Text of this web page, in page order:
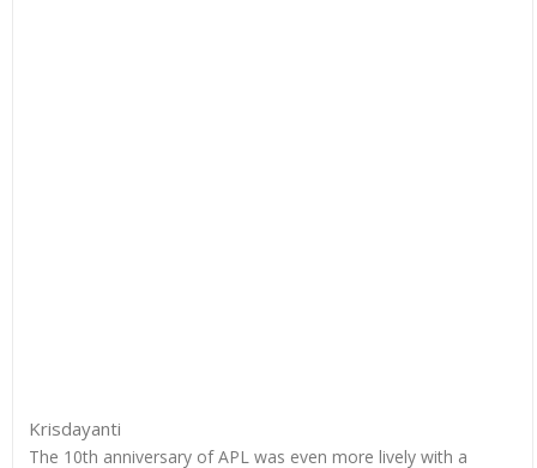
Krisdayanti
The 10th anniversary of APL was even more lively with a